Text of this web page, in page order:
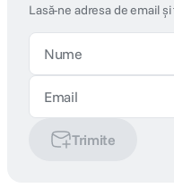
Lasă-ne adresa de email
Trimite